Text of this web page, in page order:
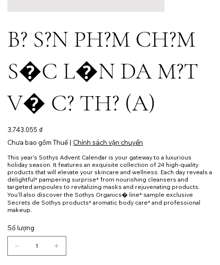
B? S?N PH?M CH?M
S�C L�N DA M?T
V� C? TH? (A)
Giá
3.743.055 ₫
Chưa bao gồm Thuế | Chính sách vận chuyển
This year's Sothys Advent Calendar is your gateway to a luxurious
holiday season. It features an exquisite collection of 24 high-quality
products that will elevate your skincare and wellness. Each day reveals a
delightful* pampering surprise* from nourishing cleansers and
targeted ampoules to revitalizing masks and rejuvenating products.
You'll also discover the Sothys Organics� line* sample exclusive
Secrets de Sothys products* aromatic body care* and professional
makeup.
Số lượng